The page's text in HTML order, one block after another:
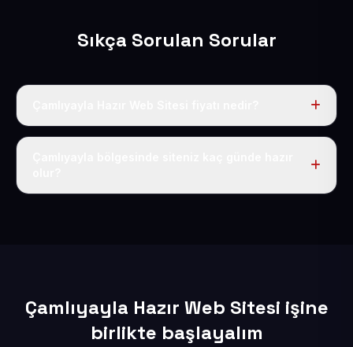
Sıkça Sorulan Sorular
Tek fiyat uygulanır: yıllık 50 USD + KDV. Bu bedele alan
Çamlıyayla Hazır Web Sitesi işine
birlikte başlayalım